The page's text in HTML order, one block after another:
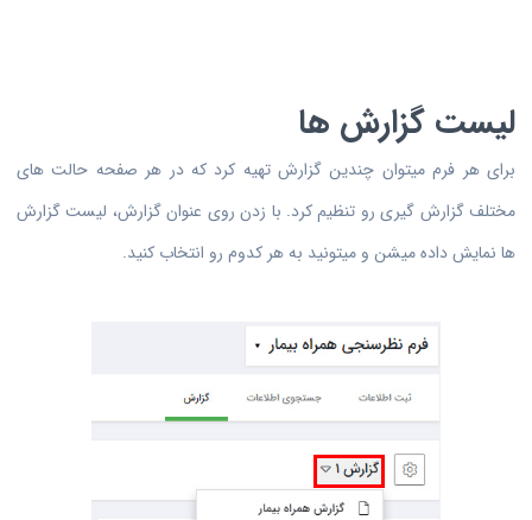
لیست گزارش ها
برای هر فرم میتوان چندین گزارش تهیه کرد که در هر صفحه حالت های
مختلف گزارش گیری رو تنظیم کرد. با زدن روی عنوان گزارش، لیست گزارش
ها نمایش داده میشن و میتونید به هر کدوم رو انتخاب کنید.